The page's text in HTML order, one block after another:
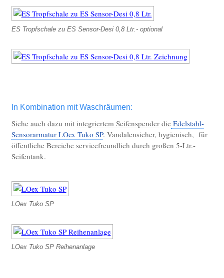
ES Tropfschale zu ES Sensor-Desi 0,8 Ltr.- optional
In Kombination mit Waschräumen:
Siehe auch dazu mit integriertem Seifenspenderdie Edelstahl-
Sensorarmatur LOex Tuko SP. Vandalensicher, hygienisch, für
öffentliche Bereiche servicefreundlich durch großen 5-Ltr.-
Seifentank.
LOex Tuko SP
LOex Tuko SP Reihenanlage